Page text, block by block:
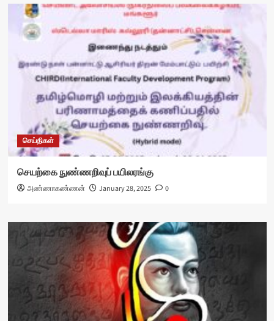
செய்திகள்
செயற்கை நுண்ணறிவுப் பயிலரங்கு
அண்ணாகண்ணன் January 28, 2025 0